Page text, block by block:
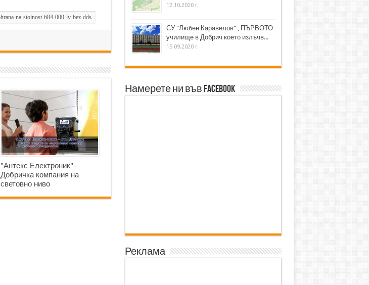
"Антекс Електроник"-
Добричка компания на
световно ниво
12.10.2020 г.
СУ "Любен Каравелов" , ПЪРВОТО
училище в Добрич което излъчв...
15.09.2020 г.
Намерете ни във Facebook
Реклама